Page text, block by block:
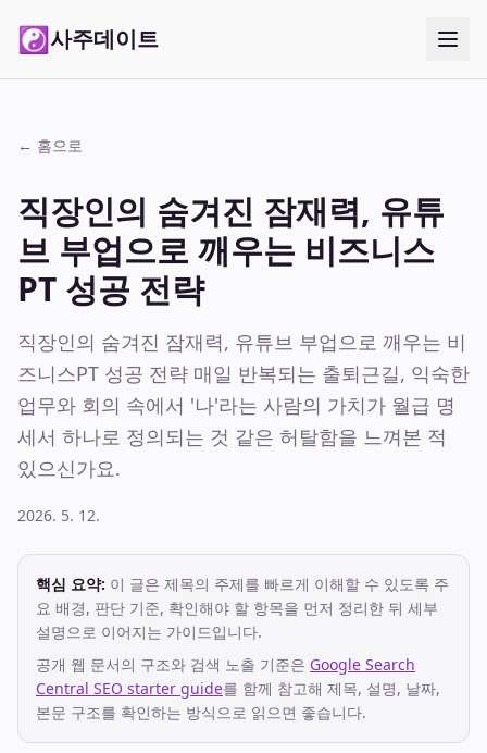
☯사주데이트
← 홈으로
직장인의 숨겨진 잠재력, 유튜
브 부업으로 깨우는 비즈니스
PT 성공 전략
직장인의 숨겨진 잠재력, 유튜브 부업으로 깨우는 비
즈니스PT 성공 전략 매일 반복되는 출퇴근길, 익숙한
업무와 회의 속에서 '나'라는 사람의 가치가 월급 명
세서 하나로 정의되는 것 같은 허탈함을 느껴본 적
있으신가요.
2026. 5. 12.
핵심 요약: 이 글은 제목의 주제를 빠르게 이해할 수 있도록 주
요 배경, 판단 기준, 확인해야 할 항목을 먼저 정리한 뒤 세부
설명으로 이어지는 가이드입니다.
공개 웹 문서의 구조와 검색 노출 기준은 Google Search
Central SEO starter guide를 함께 참고해 제목, 설명, 날짜,
본문 구조를 확인하는 방식으로 읽으면 좋습니다.